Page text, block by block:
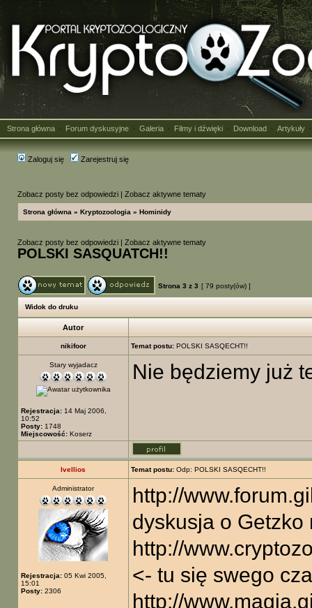
Strona główna · Forum dyskusyjne · Galeria · Filmy i dźwięki · Download · Artykuły
Zaloguj się Zarejestruj się
Zobacz posty bez odpowiedzi | Zobacz aktywne tematy
Strona główna » Kryptozoologia » Hominidy
Zobacz posty bez odpowiedzi | Zobacz aktywne tematy
POLSKI SASQUATCH!!
Strona 3 z 3 [ 79 posty(ów) ]
Widok do druku
Autor
nikifoor Temat postu: POLSKI SASQECHT!!
Stary wyjadacz
Rejestracja: 14 Maj 2006,
10:52
Posty: 1748
Miejscowość: Koserz
Nie będziemy już
Ivellios Temat postu: Odp: POLSKI SASQECHT!!
Administrator
Rejestracja: 05 Kwi 2005,
15:01
Posty: 2306
http://
dyskusja o Getzko
http://
<- tu się swego
http://